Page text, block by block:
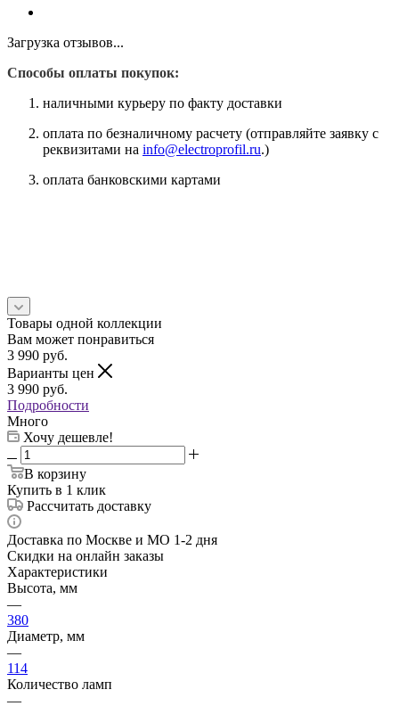
Загрузка отзывов...
Способы оплаты покупок:
наличными курьеру по факту доставки
оплата по безналичному расчету (отправляйте заявку с
реквизитами на info@electroprofil.ru.)
оплата банковскими картами
Товары одной коллекции
Вам может понравиться
3 990 руб.
Варианты цен
3 990 руб.
Подробности
Много
Хочу дешевле!
В корзину
Купить в 1 клик
Рассчитать доставку
Доставка по Москве и МО 1-2 дня
Скидки на онлайн заказы
Характеристики
Высота, мм
—
380
Диаметр, мм
—
114
Количество ламп
—